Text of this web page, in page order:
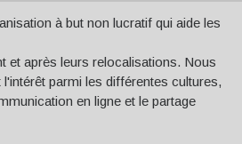
à but non lucratif qui aide les
et après leurs relocalisations. Nous
parmi les différentes cultures,
en ligne et le partage